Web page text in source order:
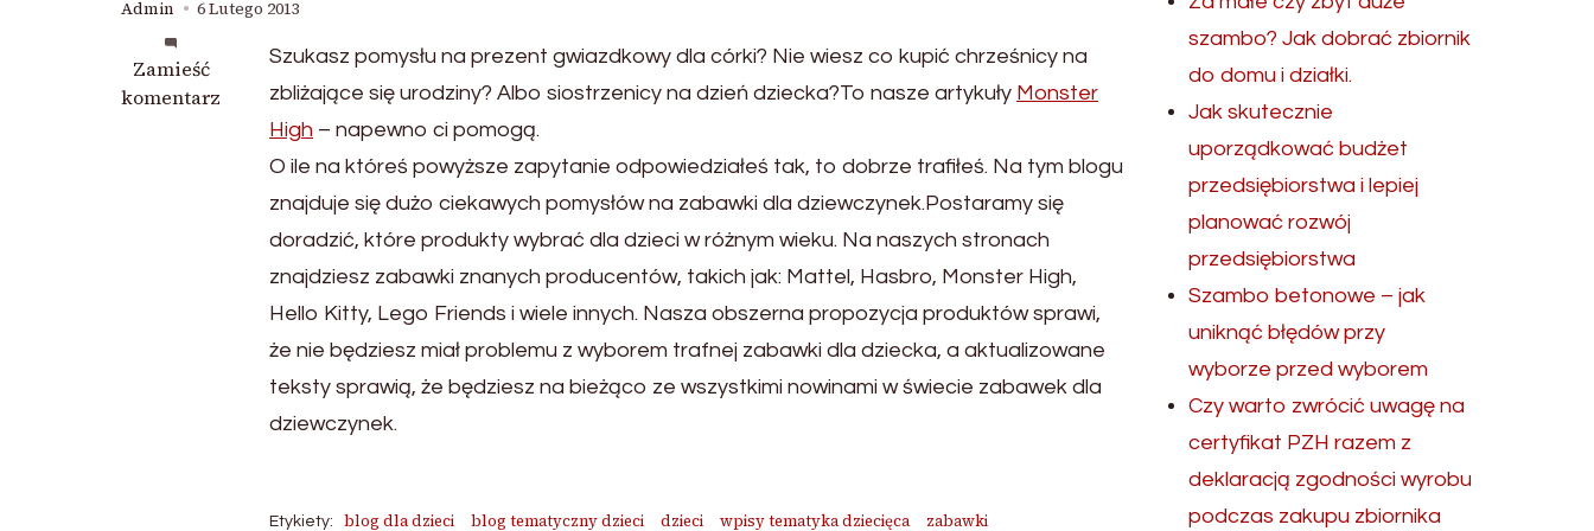
Admin 6 Lutego 2013
Zamieść
komentarz
we
wpisie
internetowych
Szukasz pomysłu na prezent gwiazdkowy dla córki? Nie wiesz co kupić chrześnicy na
zbliżające się urodziny? Albo siostrzenicy na dzień dziecka?To nasze artykuły Monster
High – napewno ci pomogą.
O ile na któreś powyższe zapytanie odpowiedziałeś tak, to dobrze trafiłeś. Na tym blogu
znajduje się dużo ciekawych pomysłów na zabawki dla dziewczynek.Postaramy się
doradzić, które produkty wybrać dla dzieci w różnym wieku. Na naszych stronach
znajdziesz zabawki znanych producentów, takich jak: Mattel, Hasbro, Monster High,
Hello Kitty, Lego Friends i wiele innych. Nasza obszerna propozycja produktów sprawi,
że nie będziesz miał problemu z wyborem trafnej zabawki dla dziecka, a aktualizowane
teksty sprawią, że będziesz na bieżąco ze wszystkimi nowinami w świecie zabawek dla
dziewczynek.
Etykiety: blog dla dzieci blog tematyczny dzieci dzieci wpisy tematyka dziecięca zabawki
szambo? Jak dobrać zbiornik
do domu i działki.
Jak skutecznie
uporządkować budżet
przedsiębiorstwa i lepiej
planować rozwój
przedsiębiorstwa
Szambo betonowe – jak
uniknąć błędów przy
wyborze przed wyborem
Czy warto zwrócić uwagę na
certyfikat PZH razem z
deklaracją zgodności wyrobu
podczas zakupu zbiornika